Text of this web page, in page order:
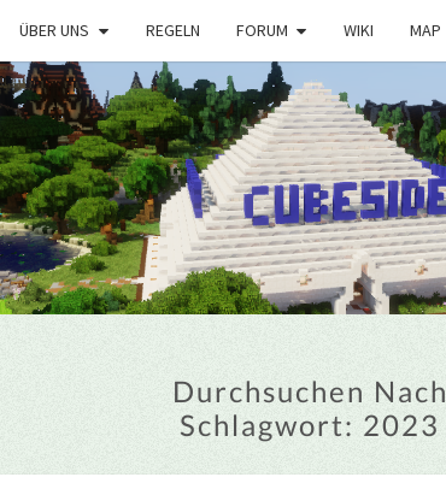
ÜBER UNS REGELN FORUM WIKI MAP
Durchsuchen Nach
Schlagwort: 2023